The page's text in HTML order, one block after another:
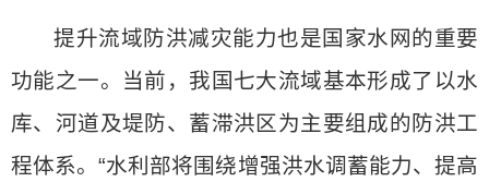
提升流域防洪减灾能力也是国家水网的重要
功能之一。当前，我国七大流域基本形成了以水
库、河道及堤防、蓄滞洪区为主要组成的防洪工
程体系。“水利部将围绕增强洪水调蓄能力、提高